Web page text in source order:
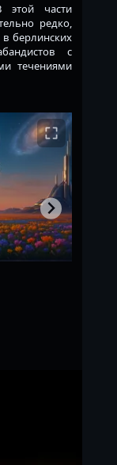
части
редко,
берлинских
с
течениями